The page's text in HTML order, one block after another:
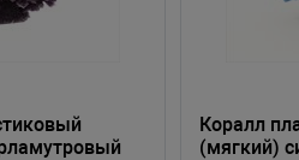
Коралл
(мягкий)